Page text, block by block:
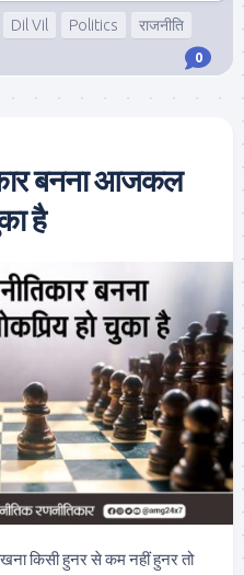
Dil Vil Politics राजनीति
0
बनना आजकल
है
किसी हुनर से कम नहीं हुनर तो